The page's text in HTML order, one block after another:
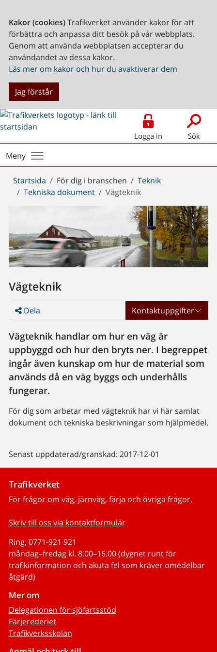
Kakor (cookies)Trafikverket använder kakor för att
förbättra och anpassa ditt besök på vår webbplats.
Genom att använda webbplatsen accepterar du
användandet av dessa kakor.
Läs mer om kakor och hur du avaktiverar dem
Jag förstår
Logga in Sök
Meny
Du
är
Startsida För dig i branschen
Teknik
Tekniska dokument
Vägteknik
Vägteknik
Dela Kontaktuppgifter
Vägteknik handlar om hur en väg är
uppbyggd och hur den bryts ner. I begreppet
ingår även kunskap om hur de material som
används då en väg byggs och underhålls
fungerar.
För dig som arbetar med vägteknik har vi här samlat
dokument och tekniska beskrivningar som hjälpmedel.
Senast uppdaterad/granskad: 2017-12-01
Trafikverket
För frågor om väg, järnväg, färja och övriga frågor.
Skriv till oss via kontaktformulär
Ring, 0771-921 921
måndag–fredag kl. 8.00–16.00 (dygnet runt för
trafikinformation och akuta fel som kräver omedelbar
åtgärd)
Mer om
Delegationen för sjöfartsstöd
Färjerederiet
Trafikverksskolan